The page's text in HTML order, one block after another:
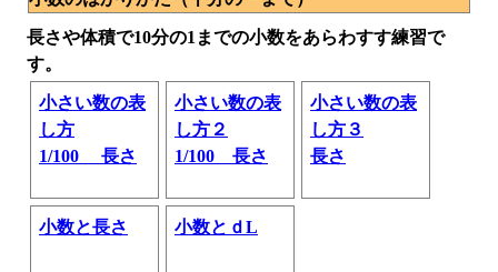
長さや体積で10分の1までの小数をあらわすす練習で
す。
小さい数の表
し方
1/100 長さ
小さい数の表
し方２
1/100 長さ
小さい数の表
し方３
長さ
小数と長さ 小数とｄL